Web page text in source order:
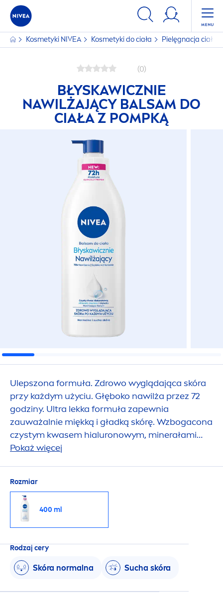
Kosmetyki NIVEA Kosmetyki do ciała Pielęgnacja ciała
(0)
BŁYSKAWICZNIE
NAWILŻAJĄCY BALSAM DO
CIAŁA Z POMPKĄ
Ulepszona formuła. Zdrowo wyglądająca skóra
przy każdym użyciu. Głęboko nawilża przez 72
godziny. Ultra lekka formuła zapewnia
zauważalnie miękką i gładką skórę. Wzbogacona
czystym kwasem hialuronowym, minerałami
morskimi oraz serum głęboko odżywiającym.
Pokaż więcej
Rozmiar
400 ml
Rodzaj cery
Skóra normalna Sucha skóra